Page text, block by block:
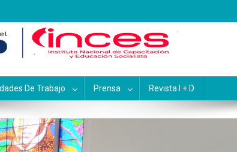
y Educación
De Trabajo Prensa Revista I + D